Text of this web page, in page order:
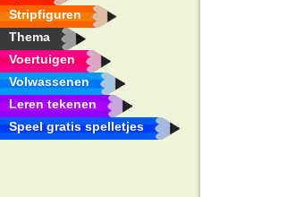
Stripfiguren
Thema
Voertuigen
Volwassenen
Leren tekenen
Speel gratis spelletjes